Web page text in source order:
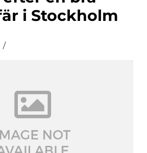
i Stockholm